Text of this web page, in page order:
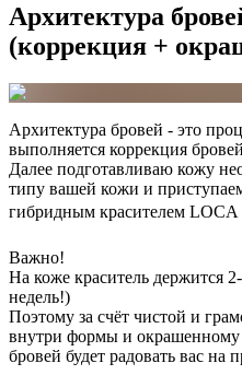
Архитектура
(коррекция +
Архитектура бровей - это
выполняется коррекция
Далее подготавливаю кожу
типу вашей кожи и
гибридным красителем LOCA
Важно!
На коже краситель держится
недель!)
Поэтому за счёт чистой и
внутри формы и окрашенному
бровей будет радовать вас на